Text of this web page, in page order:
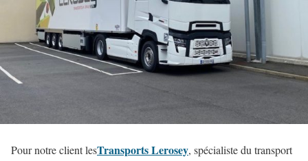
Pour notre client lesTransports Lerosey, spécialiste du transport